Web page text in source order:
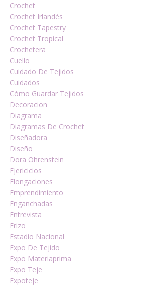
Crochet
Crochet Irlandés
Crochet Tapestry
Crochet Tropical
Crochetera
Cuello
Cuidado De Tejidos
Cuidados
Cómo Guardar Tejidos
Decoracion
Diagrama
Diagramas De Crochet
Diseñadora
Diseño
Dora Ohrenstein
Ejericicios
Elongaciones
Emprendimiento
Enganchadas
Entrevista
Erizo
Estadio Nacional
Expo De Tejido
Expo Materiaprima
Expo Teje
Expoteje